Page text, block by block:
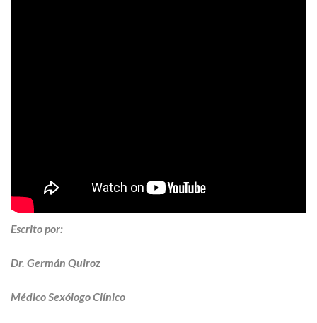
Escrito por:
Dr. Germán Quiroz
Médico Sexólogo Clínico